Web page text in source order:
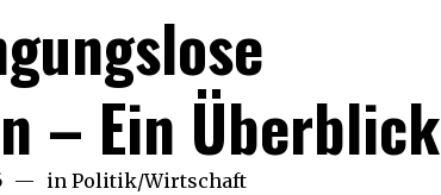
– Ein Überblick
May in Politik/Wirtschaft